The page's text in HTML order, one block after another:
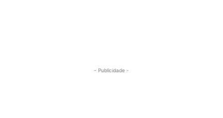
- Publicidade -